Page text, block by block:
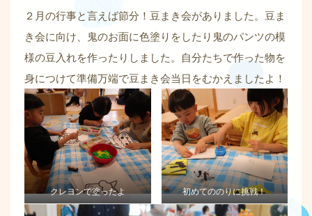
２月の行事と言えば節分！豆まき会がありました。豆ま
き会に向け、鬼のお面に色塗りをしたり鬼のパンツの模
様の豆入れを作ったりしました。自分たちで作った物を
身につけて準備万端で豆まき会当日をむかえましたよ！
クレヨンで塗ったよ 初めてののりに挑戦！